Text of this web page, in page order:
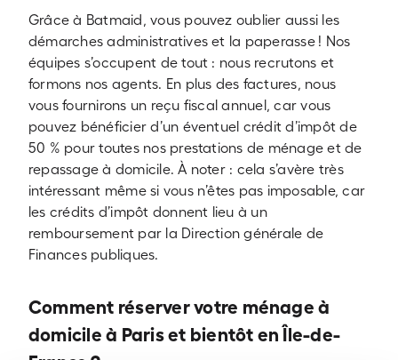
Grâce à Batmaid, vous pouvez oublier aussi les
démarches administratives et la paperasse ! Nos
équipes s’occupent de tout : nous recrutons et
formons nos agents. En plus des factures, nous
vous fournirons un reçu fiscal annuel, car vous
pouvez bénéficier d’un éventuel crédit d’impôt de
50 % pour toutes nos prestations de ménage et de
repassage à domicile. À noter : cela s’avère très
intéressant même si vous n’êtes pas imposable, car
les crédits d’impôt donnent lieu à un
remboursement par la Direction générale de
Finances publiques.
Comment réserver votre ménage à
domicile à Paris et bientôt en Île-de-